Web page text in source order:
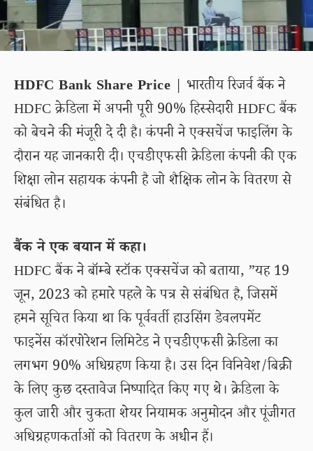
HDFC Bank Share Price | भारतीय रिजर्व बैंक ने
HDFC क्रेडिला में अपनी पूरी 90% हिस्सेदारी HDFC बैंक
को बेचने की मंजूरी दे दी है। कंपनी ने एक्सचेंज फाइलिंग के
दौरान यह जानकारी दी। एचडीएफसी क्रेडिला कंपनी की एक
शिक्षा लोन सहायक कंपनी है जो शैक्षिक लोन के वितरण से
संबंधित है।
बैंक ने एक बयान में कहा।
HDFC बैंक ने बॉम्बे स्टॉक एक्सचेंज को बताया, ”यह 19
जून, 2023 को हमारे पहले के पत्र से संबंधित है, जिसमें
हमने सूचित किया था कि पूर्ववर्ती हाउसिंग डेवलपमेंट
फाइनेंस कॉरपोरेशन लिमिटेड ने एचडीएफसी क्रेडिला का
लगभग 90% अधिग्रहण किया है। उस दिन विनिवेश/बिक्री
के लिए कुछ दस्तावेज निष्पादित किए गए थे। क्रेडिला के
कुल जारी और चुकता शेयर नियामक अनुमोदन और पूंजीगत
अधिग्रहणकर्ताओं को वितरण के अधीन हैं।